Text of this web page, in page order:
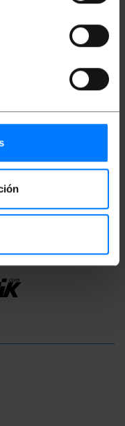
profunditat x
18.0 cm